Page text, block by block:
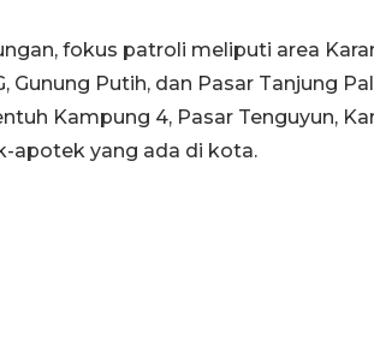
fokus patroli meliputi area
Gunung Putih, dan Pasar Tanjung
Kampung 4, Pasar Tenguyun,
apotek yang ada di kota.